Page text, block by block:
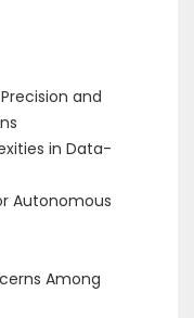
and
in Data-
Among